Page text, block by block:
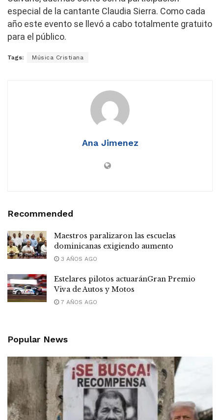
especial de la cantante Claudia Sierra. Como cada
año este evento se llevó a cabo totalmente gratuito
para el público.
Tags: Música Cristiana
Ana Jimenez
Recommended
Maestros paralizaron las escuelas
dominicanas exigiendo aumento
3 AÑOS AGO
Estelares pilotos actuaránGran Premio
Viva de Autos y Motos
7 AÑOS AGO
Popular News